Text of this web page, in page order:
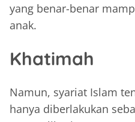
yang benar-benar
anak.
Khatimah
Namun, syariat Islam
hanya diberlakukan